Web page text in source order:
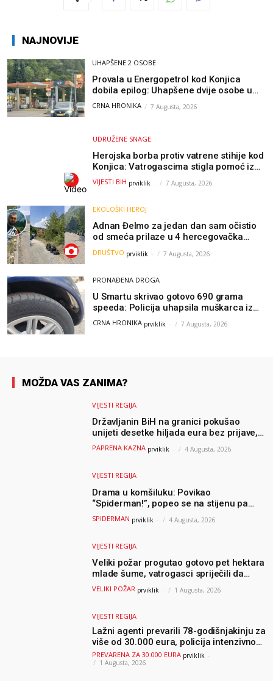
NAJNOVIJE
UHAPŠENE 2 OSOBE
Provala u Energopetrol kod Konjica
dobila epilog: Uhapšene dvije osobe u
Čapljini i Jablanici
CRNA HRONIKA 7 Augusta, 2026
UDRUŽENE SNAGE
Herojska borba protiv vatrene stihije kod
Konjica: Vatrogascima stigla pomoć iz
Sarajeva, helikopteri i Air Tractori
udružili snage
VIJESTI BIH prviklik - 7 Augusta, 2026
EKOLOŠKI HEROJ
Adnan Đelmo za jedan dan sam očistio
od smeća prilaze u 4 hercegovačka
grada: “Danas nisam čistio samo smeće,
čistio sam sliku o nama”
DRUŠTVO prviklik - 7 Augusta, 2026
PRONAĐENA DROGA
U Smartu skrivao gotovo 690 grama
speeda: Policija uhapsila muškarca iz
Hercegovine
CRNA HRONIKA prviklik - 7 Augusta, 2026
MOŽDA VAS ZANIMA?
VIJESTI REGIJA
Državljanin BiH na granici pokušao
unijeti desetke hiljada eura bez prijave,
uslijedila “paprena” kazna
PAPRENA KAZNA prviklik - 4 Augusta, 2026
VIJESTI REGIJA
Drama u komšiluku: Povikao
“Spiderman!”, popeo se na stijenu pa
ostao zarobljen
SPIDERMAN prviklik - 4 Augusta, 2026
VIJESTI REGIJA
Veliki požar progutao gotovo pet hektara
mlade šume, vatrogasci spriječili da
dođe do još veće katastrofe
VELIKI POŽAR prviklik - 1 Augusta, 2026
VIJESTI REGIJA
Lažni agenti prevarili 78-godišnjakinju za
više od 30.000 eura, policija intenzivno
traga za počiniteljima
PREVARENA ZA 30.000 EURA prviklik -
1 Augusta, 2026